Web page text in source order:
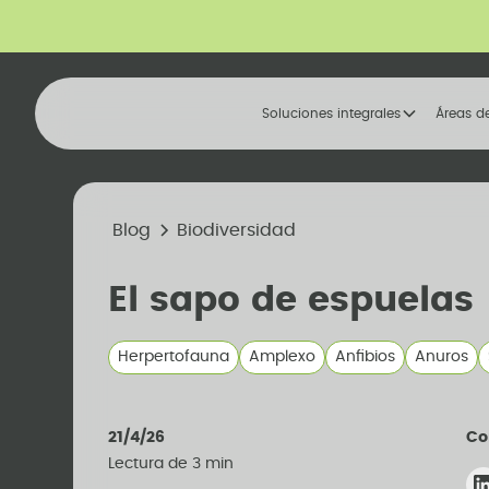
Soluciones integrales Áreas
Blog Biodiversidad
El sapo de espuelas
Herpertofauna Amplexo Anfibios Anuros
21/4/26
Lectura de 3 min